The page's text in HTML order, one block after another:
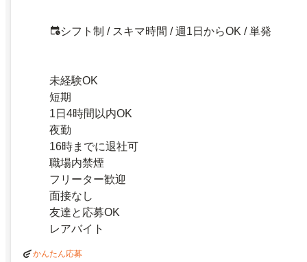
シフト制 / スキマ時間 / 週1日からOK / 単発
未経験OK
短期
1日4時間以内OK
夜勤
16時までに退社可
職場内禁煙
フリーター歓迎
面接なし
友達と応募OK
レアバイト
かんたん応募